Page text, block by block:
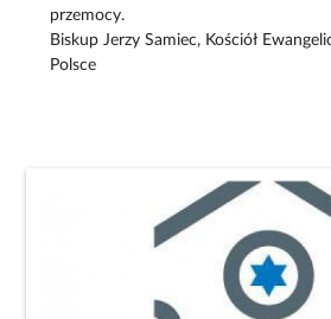
przemocy.
Biskup Jerzy Samiec, Kościół
Polsce